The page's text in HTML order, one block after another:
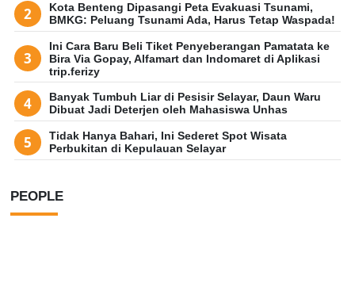
Kota Benteng Dipasangi Peta Evakuasi Tsunami,
BMKG: Peluang Tsunami Ada, Harus Tetap Waspada!
Ini Cara Baru Beli Tiket Penyeberangan Pamatata ke
Bira Via Gopay, Alfamart dan Indomaret di Aplikasi
trip.ferizy
Banyak Tumbuh Liar di Pesisir Selayar, Daun Waru
Dibuat Jadi Deterjen oleh Mahasiswa Unhas
Tidak Hanya Bahari, Ini Sederet Spot Wisata
Perbukitan di Kepulauan Selayar
PEOPLE